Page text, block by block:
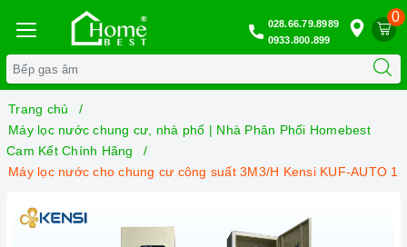
0
028.66.79.8989
0933.800.899
Trang chủ
Máy lọc nước chung cư, nhà phố | Nhà Phân Phối Homebest
Cam Kết Chính Hãng
Máy lọc nước cho chung cư công suất 3M3/H Kensi KUF-AUTO 1